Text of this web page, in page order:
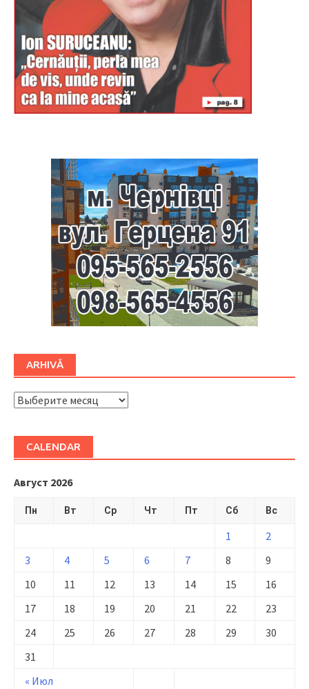
ARHIVĂ
ARHIVĂ
CALENDAR
Август 2026
Пн Вт Ср Чт Пт Сб Вс
« Июл
1
2
3
4 5 6 7 8
9
10
11 12 13 14 15
16
17
18 19 20 21 22
23
24
25 26 27 28 29
30
31